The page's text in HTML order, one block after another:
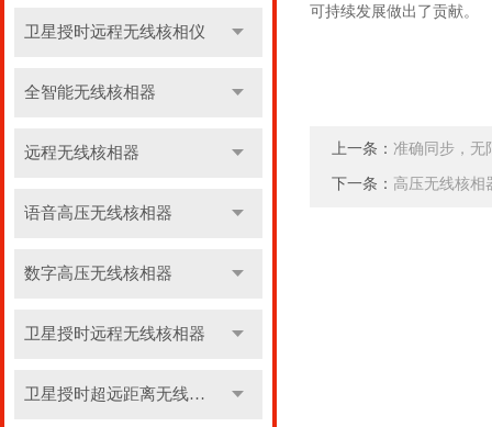
卫星授时远程无线核相仪
全智能无线核相器
远程无线核相器
语音高压无线核相器
数字高压无线核相器
卫星授时远程无线核相器
卫星授时超远距离无线核相器
可持续发展做出了贡献。
上一条： 准确同步，无
下一条： 高压无线核相